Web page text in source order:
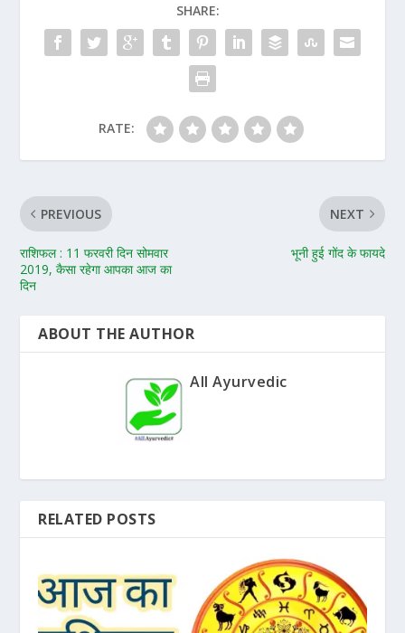
SHARE:
RATE:
PREVIOUS
राशिफल : 11 फरवरी दिन सोमवार
2019, कैसा रहेगा आपका आज का
दिन
NEXT
भूनी हुई गोंद के फायदे
ABOUT THE AUTHOR
All Ayurvedic
RELATED POSTS